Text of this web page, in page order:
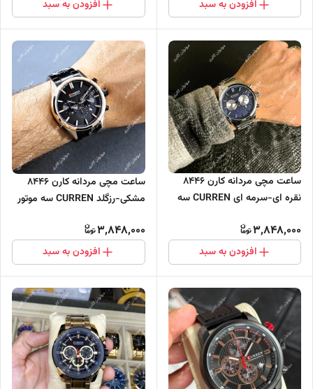
افزودن به سبد افزودن به سبد
ساعت مچی مردانه کارن 8446
نقره ای-سرمه ای CURREN سه
3,848,000
افزودن به سبد
ساعت مچی مردانه کارن 8446
مشکی-رزگلد CURREN سه موتور
3,848,000
افزودن به سبد